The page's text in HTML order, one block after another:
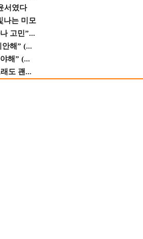
서였다
나는 미모
고민”...
해” (...
해” (...
도 괜...